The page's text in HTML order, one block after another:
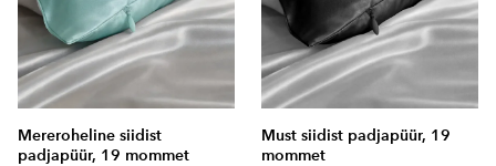
Mereroheline siidist
padjapüür, 19 mommet
Must siidist padjapüür, 19
mommet